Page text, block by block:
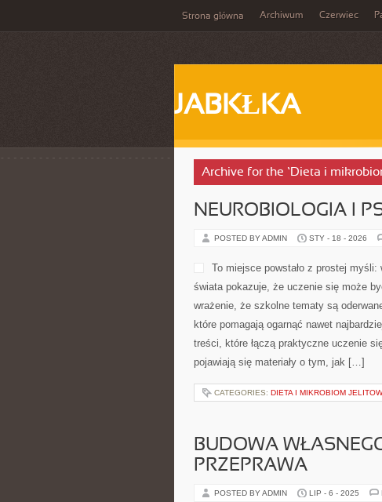
Strona główna Archiwum Czerwiec
JABKŁKA
Archive for the ‘Dieta i
NEUROBIOLOGIA I
POSTED BY ADMIN STY - 18 - 2026
To miejsce powstało z prostej
świata pokazuje, że uczenie się może
wrażenie, że szkolne tematy są
które pomagają ogarnąć nawet
treści, które łączą praktyczne uczenie
pojawiają się materiały o tym, jak […]
CATEGORIES: DIETA I MIKROBIOM
BUDOWA
PRZEPRAWA
POSTED BY ADMIN LIP - 6 - 2025